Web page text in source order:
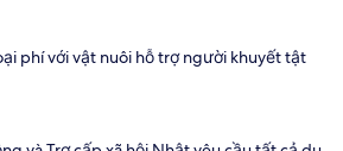
phí với vật nuôi hỗ trợ người khuyết tật